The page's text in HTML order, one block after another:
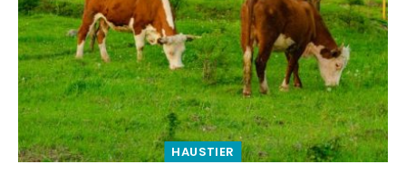
HAUSTIER